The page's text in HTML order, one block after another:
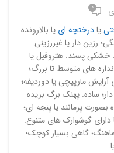
۰
یادرختچه ای یا بالارونده
رزین دار یا غیررزینی.
خشکی پسند. هتروفیل یا
های متوسط تا بزرگ؛
آرایش مارپیچی یا دوردیفه؛
ساده. پهنک برگ بریده
بصورت پرمانند یا پنجه ای؛
دارای گوشوارک های متنوع.
گاهی بسیار کوچک؛